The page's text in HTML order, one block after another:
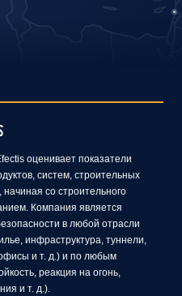
оценивает показатели
систем, строительных
со строительного
Компания является
в любой отрасли
инфраструктура, туннели,
и т. д.) и по любым
реакция на огонь,
и т. д.).